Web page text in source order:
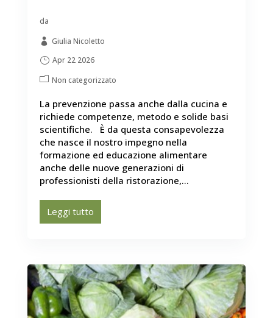
da
Giulia Nicoletto
Apr 22 2026
Non categorizzato
La prevenzione passa anche dalla cucina e
richiede competenze, metodo e solide basi
scientifiche. È da questa consapevolezza
che nasce il nostro impegno nella
formazione ed educazione alimentare
anche delle nuove generazioni di
professionisti della ristorazione,...
Leggi tutto